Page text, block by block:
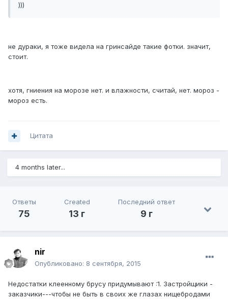
)))
не дураки, я тоже видела на гринсайде такие фотки. значит,
стоит.
хотя, гниения на морозе нет. и влажности, считай, нет. мороз -
мороз есть.
Цитата
4 months later...
Ответы
75
Created
13 г
Последний ответ
9 г
nir
Опубликовано: 8 сентября, 2015
Недостатки клеенному брусу придумывают :1. Застройщики -
заказчики---чтобы не быть в своих же глазах нищебродами